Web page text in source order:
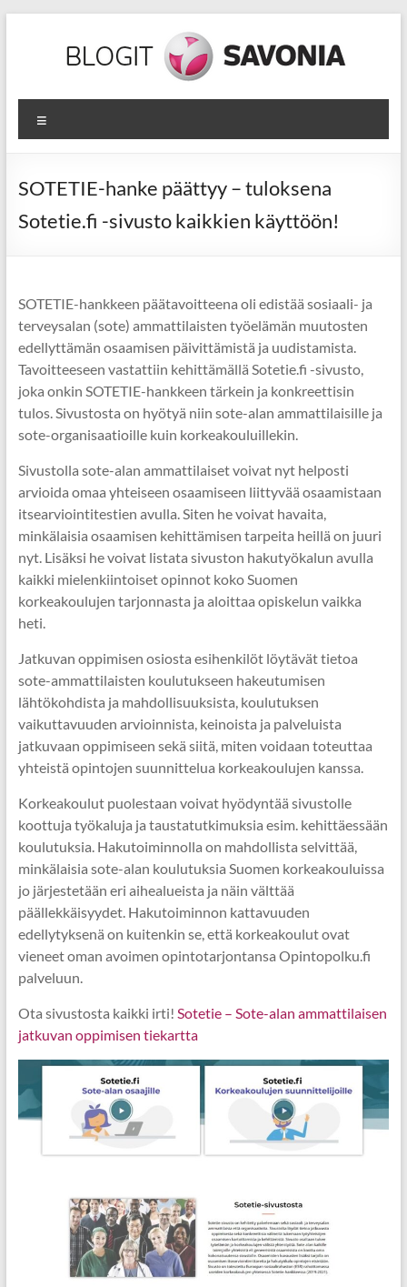
SOTETIE
Sote-
ammattilaisen
oppimisen
SOTETIE-hanke päättyy – tuloksena
Sotetie.fi -sivusto kaikkien käyttöön!
SOTETIE-hankkeen päätavoitteena oli edistää sosiaali- ja
terveysalan (sote) ammattilaisten työelämän muutosten
edellyttämän osaamisen päivittämistä ja uudistamista.
Tavoitteeseen vastattiin kehittämällä Sotetie.fi -sivusto,
joka onkin SOTETIE-hankkeen tärkein ja konkreettisin
tulos. Sivustosta on hyötyä niin sote-alan ammattilaisille ja
sote-organisaatioille kuin korkeakouluillekin.
Sivustolla sote-alan ammattilaiset voivat nyt helposti
arvioida omaa yhteiseen osaamiseen liittyvää osaamistaan
itsearviointitestien avulla. Siten he voivat havaita,
minkälaisia osaamisen kehittämisen tarpeita heillä on juuri
nyt. Lisäksi he voivat listata sivuston hakutyökalun avulla
kaikki mielenkiintoiset opinnot koko Suomen
korkeakoulujen tarjonnasta ja aloittaa opiskelun vaikka
heti.
Jatkuvan oppimisen osiosta esihenkilöt löytävät tietoa
sote-ammattilaisten koulutukseen hakeutumisen
lähtökohdista ja mahdollisuuksista, koulutuksen
vaikuttavuuden arvioinnista, keinoista ja palveluista
jatkuvaan oppimiseen sekä siitä, miten voidaan toteuttaa
yhteistä opintojen suunnittelua korkeakoulujen kanssa.
Korkeakoulut puolestaan voivat hyödyntää sivustolle
koottuja työkaluja ja taustatutkimuksia esim. kehittäessään
koulutuksia. Hakutoiminnolla on mahdollista selvittää,
minkälaisia sote-alan koulutuksia Suomen korkeakouluissa
jo järjestetään eri aihealueista ja näin välttää
päällekkäisyydet. Hakutoiminnon kattavuuden
edellytyksenä on kuitenkin se, että korkeakoulut ovat
vieneet oman avoimen opintotarjontansa Opintopolku.fi
palveluun.
Ota sivustosta kaikki irti! Sotetie – Sote-alan ammattilaisen
jatkuvan oppimisen tiekartta